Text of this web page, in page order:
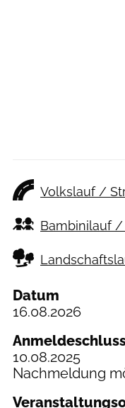
Volkslauf /
Bambinilauf
Datum
16.08.2026
10.08.2025
Nachmeldung